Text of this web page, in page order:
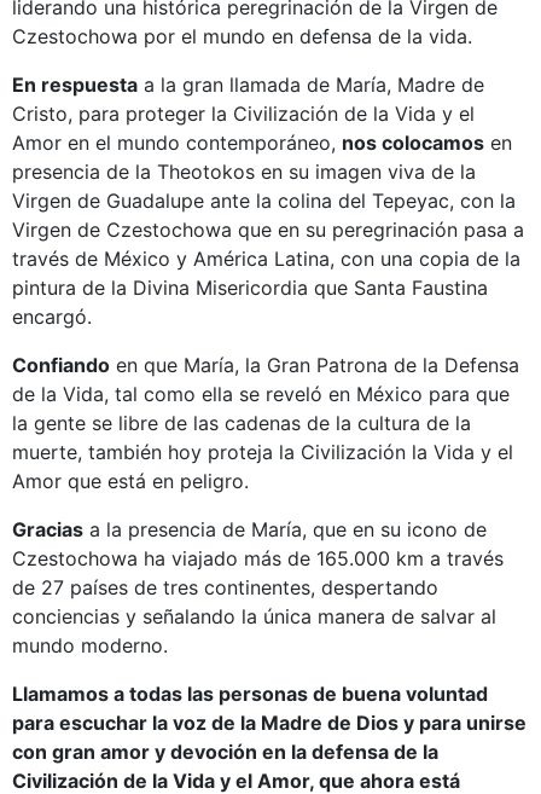
liderando una histórica peregrinación de la Virgen de
Czestochowa por el mundo en defensa de la vida.
En respuesta a la gran llamada de María, Madre de
Cristo, para proteger la Civilización de la Vida y el
Amor en el mundo contemporáneo, nos colocamos en
presencia de la Theotokos en su imagen viva de la
Virgen de Guadalupe ante la colina del Tepeyac, con la
Virgen de Czestochowa que en su peregrinación pasa a
través de México y América Latina, con una copia de la
pintura de la Divina Misericordia que Santa Faustina
encargó.
Confiando en que María, la Gran Patrona de la Defensa
de la Vida, tal como ella se reveló en México para que
la gente se libre de las cadenas de la cultura de la
muerte, también hoy proteja la Civilización la Vida y el
Amor que está en peligro.
Gracias a la presencia de María, que en su icono de
Czestochowa ha viajado más de 165.000 km a través
de 27 países de tres continentes, despertando
conciencias y señalando la única manera de salvar al
mundo moderno.
Llamamos a todas las personas de buena voluntad
para escuchar la voz de la Madre de Dios y para unirse
con gran amor y devoción en la defensa de la
Civilización de la Vida y el Amor, que ahora está